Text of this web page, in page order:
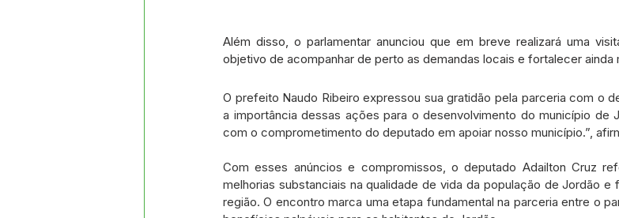
Além disso, o parlamentar anunciou que em breve realizará uma
objetivo de acompanhar de perto as demandas locais e fortalecer
O prefeito Naudo Ribeiro expressou sua gratidão pela parceria com o
a importância dessas ações para o desenvolvimento do município de
com o comprometimento do deputado em apoiar nosso município.”,
Com esses anúncios e compromissos, o deputado Adailton Cruz
melhorias substanciais na qualidade de vida da população de Jordão
região. O encontro marca uma etapa fundamental na parceria entre o